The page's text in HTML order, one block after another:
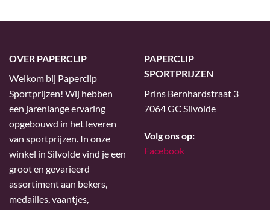
OVER PAPERCLIP
Welkom bij Paperclip
Sportprijzen! Wij hebben
een jarenlange ervaring
opgebouwd in het leveren
van sportprijzen. In onze
winkel in Silvolde vind je een
groot en gevarieerd
assortiment aan bekers,
medailles, vaantjes,
PAPERCLIP
SPORTPRIJZEN
Prins Bernhardstraat 3
7064 GC Silvolde
Volg ons op:
Facebook